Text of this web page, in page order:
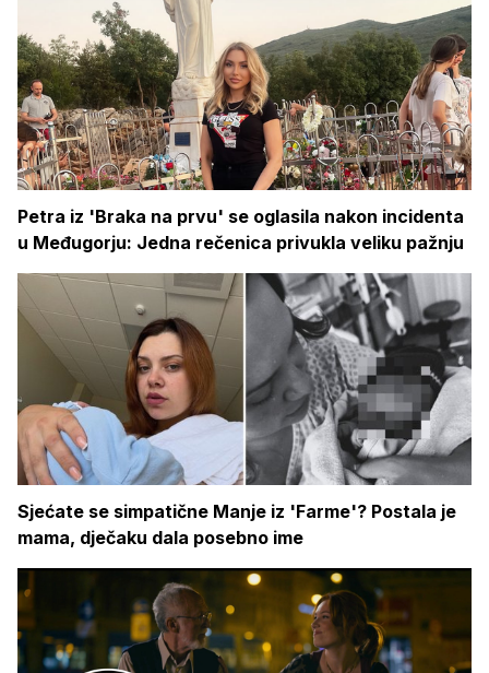
Petra iz 'Braka na prvu' se oglasila nakon incidenta
u Međugorju: Jedna rečenica privukla veliku pažnju
Sjećate se simpatične Manje iz 'Farme'? Postala je
mama, dječaku dala posebno ime